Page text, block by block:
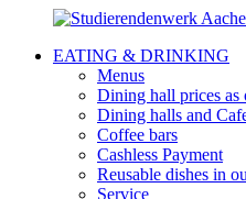
EATING & DRINKING
Menus
Dining hall prices as
Dining halls and
Coffee bars
Cashless Payment
Reusable dishes in
Service